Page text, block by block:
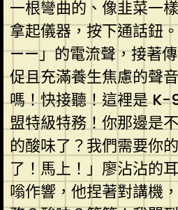
一根彎曲的、像韭菜一
拿起儀器，按下通話鈕
——」的電流聲，接著
促且充滿養生焦慮的聲
嗎！快接聽！這裡是
盟特級特務！你那邊是
的酸味了？我們需要你
了！馬上！」廖沾沾的
嗡作響，他捏著對講機